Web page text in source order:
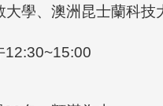
學、澳洲昆士蘭科技
12:30~15:00